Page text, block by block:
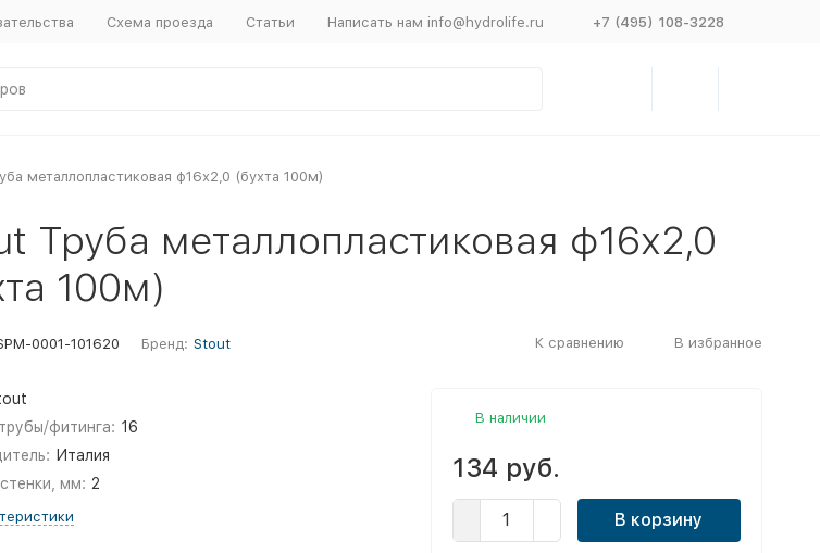
Схема проезда Статьи Написать нам info@hydrolife.ru +7 (495) 108-3228
металлопластиковая ф16х2,0 (бухта 100м)
Труба металлопластиковая ф16х2,0
100м)
0001-101620 Бренд: Stout К сравнению В избранное
фитинга: 16
Италия
мм: 2
В наличии
134 руб.
В корзину